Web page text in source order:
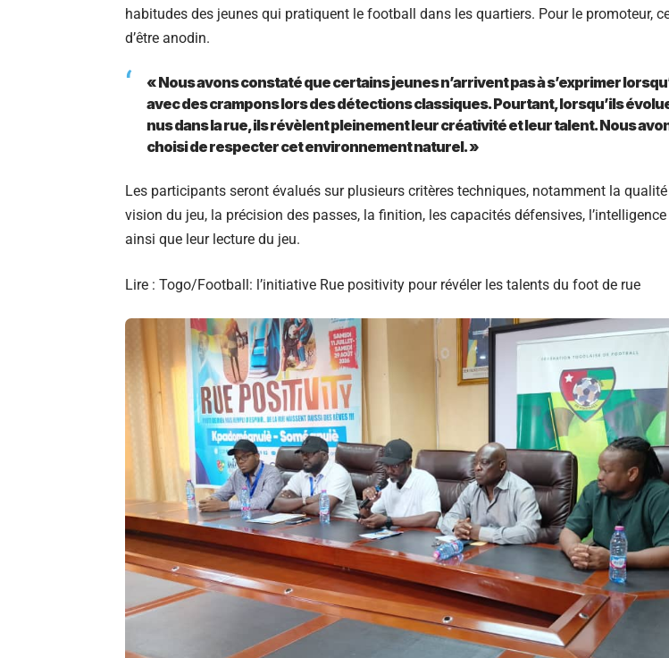
habitudes des jeunes qui pratiquent le football dans les quartiers. Pour le promoteur,
d’être anodin.
« Nous avons constaté que certains jeunes n’arrivent pas à s’exprimer
avec des crampons lors des détections classiques. Pourtant, lorsqu’ils
nus dans la rue, ils révèlent pleinement leur créativité et leur talent. Nous
choisi de respecter cet environnement naturel. »
Les participants seront évalués sur plusieurs critères techniques, notamment la
vision du jeu, la précision des passes, la finition, les capacités défensives,
ainsi que leur lecture du jeu.
Lire : Togo/Football: l’initiative Rue positivity pour révéler les talents du foot de rue